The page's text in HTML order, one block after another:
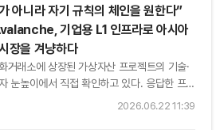
아니라 자기 규칙의 체인을 원한다”
기업용 L1 인프라로 아시아
장을 겨냥하다
거래소에 상장된 가상자산 프로젝트의 기술·
눈높이에서 직접 확인하고 있다. 응답한 프로
기록한다. [편집자주] 기관은 블록체인을 쓰
2026.06.22 11:39